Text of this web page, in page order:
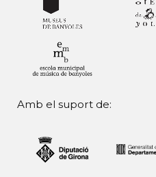
Amb el suport de: